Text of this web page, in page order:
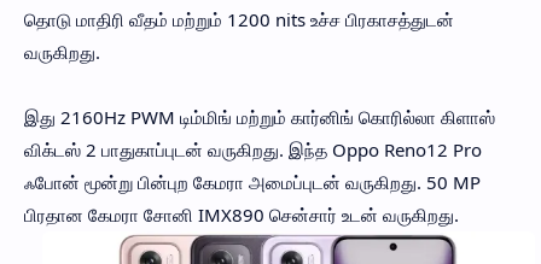
தொடு மாதிரி வீதம் மற்றும் 1200 nits உச்ச பிரகாசத்துடன்
வருகிறது.
இது 2160Hz PWM டிம்மிங் மற்றும் கார்னிங் கொரில்லா கிளாஸ்
விக்டஸ் 2 பாதுகாப்புடன் வருகிறது. இந்த Oppo Reno12 Pro
ஃபோன் மூன்று பின்புற கேமரா அமைப்புடன் வருகிறது. 50 MP
பிரதான கேமரா சோனி IMX890 சென்சார் உடன் வருகிறது.